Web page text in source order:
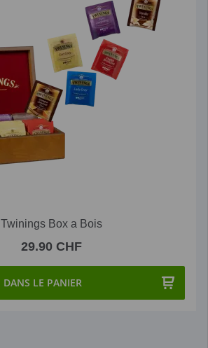
Twinings Box a Bois
29.90 CHF
DANS LE PANIER